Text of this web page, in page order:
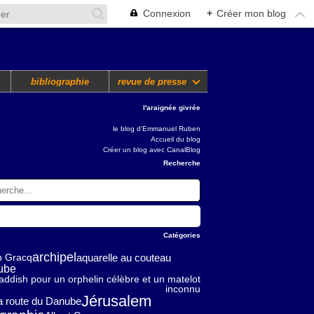
Connexion + Créer mon blog
bibliographie revue de presse
l'araignée givrée
le blog d'Emmanuel Ruben
Accueil du blog
Créer un blog avec CanalBlog
Recherche
Catégories
Gracqarchipel aquarelle au couteau
pour un orphelin célèbre et un matelot
inconnu
route du DanubeJérusalem